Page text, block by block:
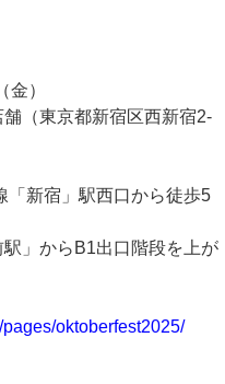
）
（東京都新宿区西新宿2-
「新宿」駅西口から徒歩5
らB1出口階段を上が
oktoberfest2025/